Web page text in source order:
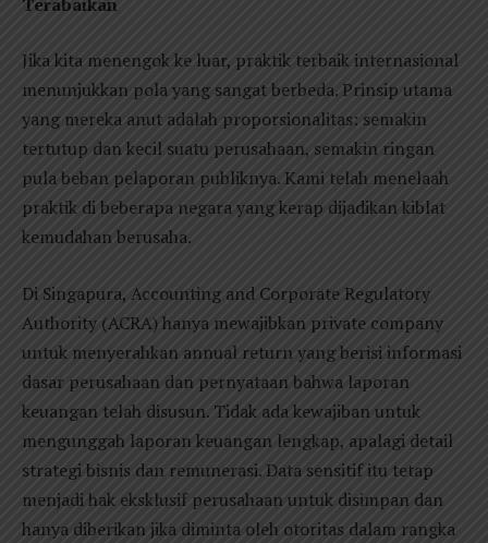
Jika kita menengok ke luar, praktik terbaik internasional
menunjukkan pola yang sangat berbeda. Prinsip utama
yang mereka anut adalah proporsionalitas: semakin
tertutup dan kecil suatu perusahaan, semakin ringan
pula beban pelaporan publiknya. Kami telah menelaah
praktik di beberapa negara yang kerap dijadikan kiblat
kemudahan berusaha.
Di Singapura, Accounting and Corporate Regulatory
Authority (ACRA) hanya mewajibkan private company
untuk menyerahkan annual return yang berisi informasi
dasar perusahaan dan pernyataan bahwa laporan
keuangan telah disusun. Tidak ada kewajiban untuk
mengunggah laporan keuangan lengkap, apalagi detail
strategi bisnis dan remunerasi. Data sensitif itu tetap
menjadi hak eksklusif perusahaan untuk disimpan dan
hanya diberikan jika diminta oleh otoritas dalam rangka